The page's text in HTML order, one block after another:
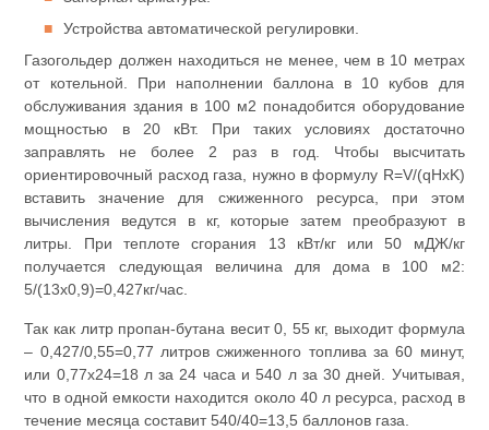
Устройства автоматической регулировки.
Газогольдер должен находиться не менее, чем в 10 метрах
от котельной. При наполнении баллона в 10 кубов для
обслуживания здания в 100 м2 понадобится оборудование
мощностью в 20 кВт. При таких условиях достаточно
заправлять не более 2 раз в год. Чтобы высчитать
ориентировочный расход газа, нужно в формулу R=V/(qHxK)
вставить значение для сжиженного ресурса, при этом
вычисления ведутся в кг, которые затем преобразуют в
литры. При теплоте сгорания 13 кВт/кг или 50 мДЖ/кг
получается следующая величина для дома в 100 м2:
5/(13х0,9)=0,427кг/час.
Так как литр пропан-бутана весит 0, 55 кг, выходит формула
– 0,427/0,55=0,77 литров сжиженного топлива за 60 минут,
или 0,77х24=18 л за 24 часа и 540 л за 30 дней. Учитывая,
что в одной емкости находится около 40 л ресурса, расход в
течение месяца составит 540/40=13,5 баллонов газа.